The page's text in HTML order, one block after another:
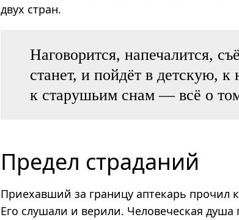
двух стран.
Наговорится, напечалится,
станет, и пойдёт в детскую,
к старушьим снам — всё о
Предел страданий
Приехавший за границу аптекарь прочил
Его слушали и верили. Человеческая